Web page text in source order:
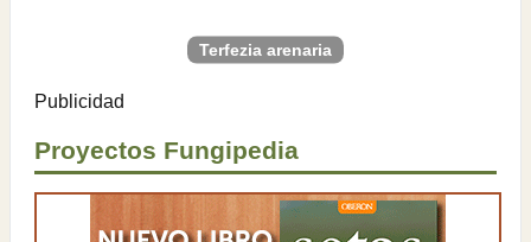
Terfezia arenaria
Publicidad
Proyectos Fungipedia